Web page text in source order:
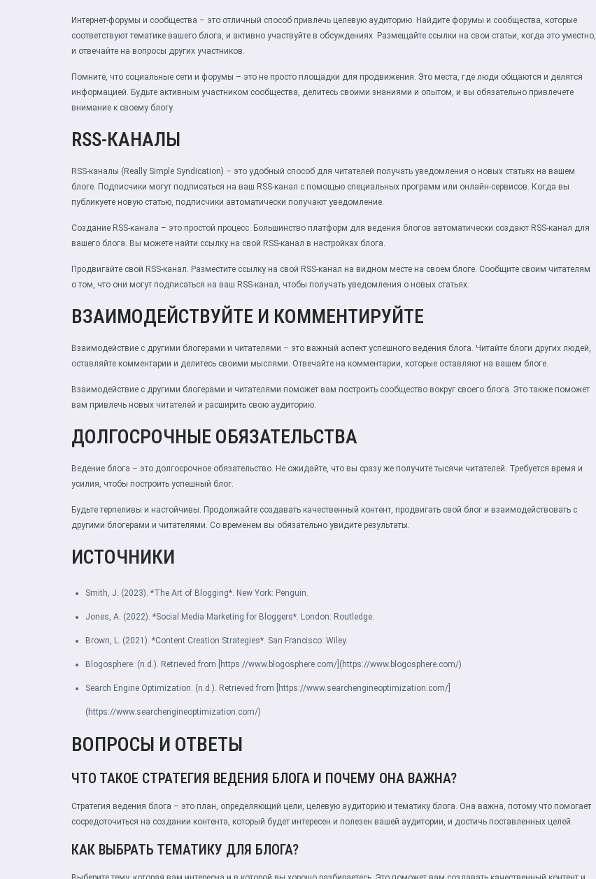
Интернет-форумы и сообщества – это отличный способ привлечь целевую аудиторию. Найдите форумы и сообщества, которые
соответствуют тематике вашего блога, и активно участвуйте в обсуждениях. Размещайте ссылки на свои статьи, когда это уместно,
и отвечайте на вопросы других участников.
Помните, что социальные сети и форумы – это не просто площадки для продвижения. Это места, где люди общаются и делятся
информацией. Будьте активным участником сообщества, делитесь своими знаниями и опытом, и вы обязательно привлечете
внимание к своему блогу.
RSS-КАНАЛЫ
RSS-каналы (Really Simple Syndication) – это удобный способ для читателей получать уведомления о новых статьях на вашем
блоге. Подписчики могут подписаться на ваш RSS-канал с помощью специальных программ или онлайн-сервисов. Когда вы
публикуете новую статью, подписчики автоматически получают уведомление.
Создание RSS-канала – это простой процесс. Большинство платформ для ведения блогов автоматически создают RSS-канал для
вашего блога. Вы можете найти ссылку на свой RSS-канал в настройках блога.
Продвигайте свой RSS-канал. Разместите ссылку на свой RSS-канал на видном месте на своем блоге. Сообщите своим читателям
о том, что они могут подписаться на ваш RSS-канал, чтобы получать уведомления о новых статьях.
ВЗАИМОДЕЙСТВУЙТЕ И КОММЕНТИРУЙТЕ
Взаимодействие с другими блогерами и читателями – это важный аспект успешного ведения блога. Читайте блоги других людей,
оставляйте комментарии и делитесь своими мыслями. Отвечайте на комментарии, которые оставляют на вашем блоге.
Взаимодействие с другими блогерами и читателями поможет вам построить сообщество вокруг своего блога. Это также поможет
вам привлечь новых читателей и расширить свою аудиторию.
ДОЛГОСРОЧНЫЕ ОБЯЗАТЕЛЬСТВА
Ведение блога – это долгосрочное обязательство. Не ожидайте, что вы сразу же получите тысячи читателей. Требуется время и
усилия, чтобы построить успешный блог.
Будьте терпеливы и настойчивы. Продолжайте создавать качественный контент, продвигать свой блог и взаимодействовать с
другими блогерами и читателями. Со временем вы обязательно увидите результаты.
ИСТОЧНИКИ
Smith, J. (2023). *The Art of Blogging*. New York: Penguin.
Jones, A. (2022). *Social Media Marketing for Bloggers*. London: Routledge.
Brown, L. (2021). *Content Creation Strategies*. San Francisco: Wiley.
Blogosphere. (n.d.). Retrieved from [https://www.blogosphere.com/](https://www.blogosphere.com/)
Search Engine Optimization. (n.d.). Retrieved from [https://www.searchengineoptimization.com/]
(https://www.searchengineoptimization.com/)
ВОПРОСЫ И ОТВЕТЫ
ЧТО ТАКОЕ СТРАТЕГИЯ ВЕДЕНИЯ БЛОГА И ПОЧЕМУ ОНА ВАЖНА?
Стратегия ведения блога – это план, определяющий цели, целевую аудиторию и тематику блога. Она важна, потому что помогает
сосредоточиться на создании контента, который будет интересен и полезен вашей аудитории, и достичь поставленных целей.
КАК ВЫБРАТЬ ТЕМАТИКУ ДЛЯ БЛОГА?